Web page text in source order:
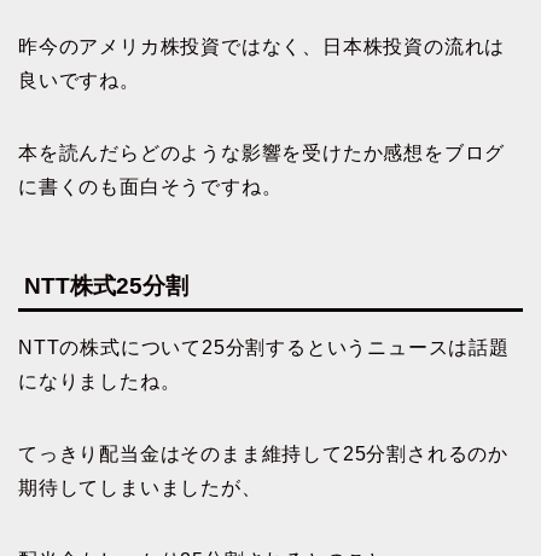
昨今のアメリカ株投資ではなく、日本株投資の流れは
良いですね。
本を読んだらどのような影響を受けたか感想をブログ
に書くのも面白そうですね。
NTT株式25分割
NTTの株式について25分割するというニュースは話題
になりましたね。
てっきり配当金はそのまま維持して25分割されるのか
期待してしまいましたが、